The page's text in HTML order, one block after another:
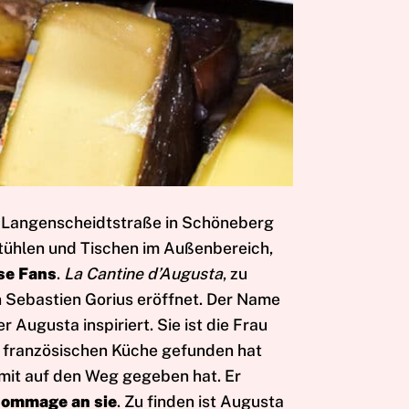
in Schöneberg
und Tischen im Außenbereich,
Fans. La Cantine d’Augusta, zu
Sebastien Gorius eröffnet. Der Name
Augusta inspiriert. Sie ist die Frau
Küche gefunden hat
auf den Weg gegeben hat. Er
an sie. Zu finden ist Augusta